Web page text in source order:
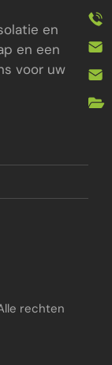
en
en een
voor uw
rechten